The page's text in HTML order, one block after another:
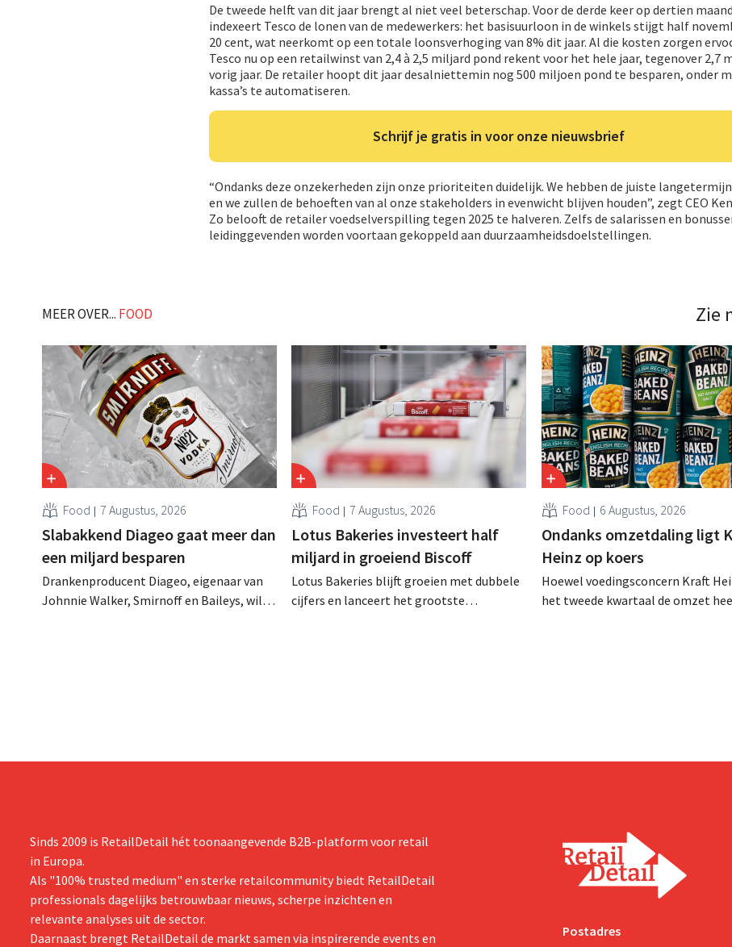
De tweede helft van dit jaar brengt al niet veel beterschap. Voor de derde keer op dertien
indexeert Tesco de lonen van de medewerkers: het basisuurloon in de winkels stijgt half
20 cent, wat neerkomt op een totale loonsverhoging van 8% dit jaar. Al die kosten zorgen
Tesco nu op een retailwinst van 2,4 à 2,5 miljard pond rekent voor het hele jaar, tegenover 2,7
vorig jaar. De retailer hoopt dit jaar desalniettemin nog 500 miljoen pond te besparen, onder
kassa’s te automatiseren.
Schrijf je gratis in voor onze nieuwsbrief
“Ondanks deze onzekerheden zijn onze prioriteiten duidelijk. We hebben de juiste
en we zullen de behoeften van al onze stakeholders in evenwicht blijven houden”, zegt CEO
Zo belooft de retailer voedselverspilling tegen 2025 te halveren. Zelfs de salarissen en
leidinggevenden worden voortaan gekoppeld aan duurzaamheidsdoelstellingen.
MEER OVER... FOOD Zie
Food 7 Augustus, 2026
Slabakkend Diageo gaat meer dan
een miljard besparen
Drankenproducent Diageo, eigenaar van
Johnnie Walker, Smirnoff en Baileys, wil
Food 7 Augustus, 2026
Lotus Bakeries investeert half
miljard in groeiend Biscoff
Lotus Bakeries blijft groeien met dubbele
cijfers en lanceert het grootste
Food 6 Augustus, 2026
Ondanks omzetdaling ligt
Heinz op koers
Hoewel voedingsconcern Kraft
het tweede kwartaal de omzet
Sinds 2009 is RetailDetail hét toonaangevende B2B-platform voor retail
in Europa.
Als "100% trusted medium" en sterke retailcommunity biedt RetailDetail
professionals dagelijks betrouwbaar nieuws, scherpe inzichten en
relevante analyses uit de sector.
Daarnaast brengt RetailDetail de markt samen via inspirerende events en
Postadres